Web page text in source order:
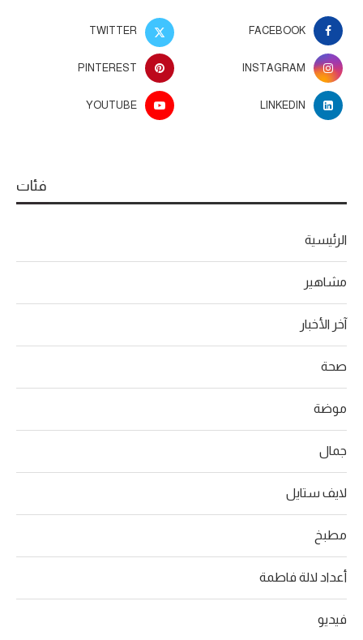
FACEBOOK
TWITTER
INSTAGRAM
PINTEREST
LINKEDIN
YOUTUBE
فئات
الرئيسية
مشاهير
آخر الأخبار
صحة
موضة
جمال
لايف ستايل
مطبخ
أعداد لالة فاطمة
فيديو